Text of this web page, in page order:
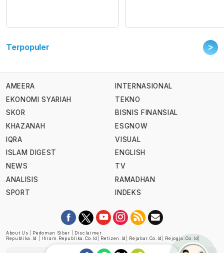
Terpopuler >
AMEERA
EKONOMI SYARIAH
SKOR
KHAZANAH
IQRA
ISLAM DIGEST
NEWS
ANALISIS
SPORT
INTERNASIONAL
TEKNO
BISNIS FINANSIAL
ESGNOW
VISUAL
ENGLISH
TV
RAMADHAN
INDEKS
About Us Pedoman Siber
Disclaimer
Republika.id
Ihram.republika.co.id Retizen.id Rejabar.co.id Rejogja.co.id